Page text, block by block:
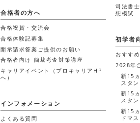
司法書
想模試
合格者の方へ
合格祝賀・交流会
合格体験記募集
開示請求答案ご提供のお願い
合格者向け 簡裁考査対策講座
キャリアイベント（プロキャリアHP
へ）
初学者
おすす
2028年
新15
スタ
新15
スタ
新15
ドマ
インフォメーション
よくある質問